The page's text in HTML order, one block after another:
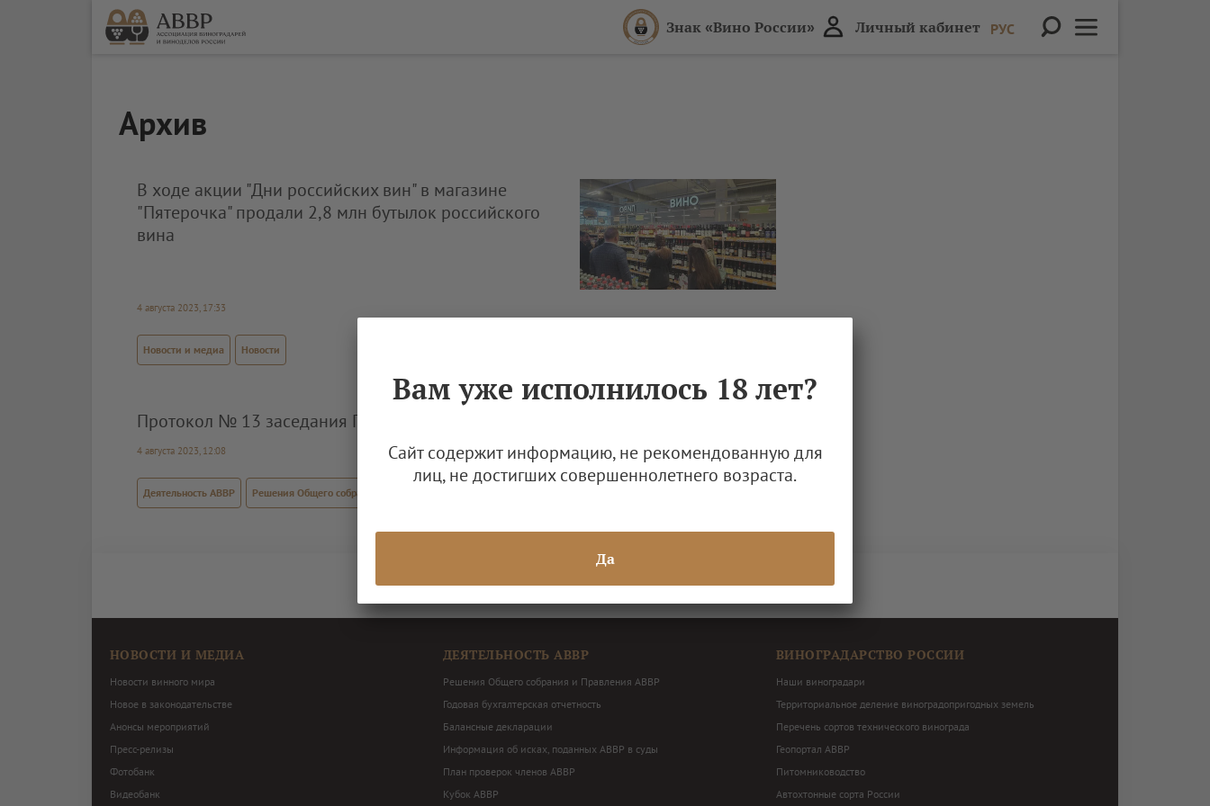
Знак «Вино России» Личный кабинет РУС
Архив
В ходе акции "Дни российских вин" в магазине
"Пятерочка" продали 2,8 млн бутылок российского
вина
4 августа 2023, 17:33
Новости и медиа Новости
Протокол № 13 заседания Правления АВВР 31 июля – 2 августа 2023 г.
4 августа 2023, 12:08
Деятельность АВВР Решения Общего собрания членов и Правления АВВР
НОВОСТИ И МЕДИА
Новости винного мира
Новое в законодательстве
Анонсы мероприятий
Пресс-релизы
Фотобанк
Видеобанк
ДЕЯТЕЛЬНОСТЬ АВВР
Решения Общего собрания и Правления АВВР
Годовая бухгалтерская отчетность
Балансные декларации
Информация об исках, поданных АВВР в суды
План проверок членов АВВР
Кубок АВВР
ВИНОГРАДАРСТВО РОССИИ
Наши виноградари
Территориальное деление виноградопригодных земель
Перечень сортов технического винограда
Геопортал АВВР
Питомниководство
Автохтонные сорта России
Вам уже исполнилось 18 лет?
Сайт содержит информацию, не рекомендованную для
лиц, не достигших совершеннолетнего возраста.
Да